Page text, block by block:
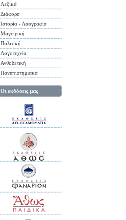
Λεξικά
Διάφορα
Ιστορία - Λαογραφία
Μαγειρική
Πολιτική
Λογοτεχνία
Ανθοδετική
Πανεπιστημιακά
Οι εκδόσεις μας